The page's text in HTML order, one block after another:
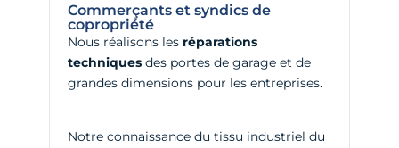
Commerçants et syndics de
copropriété
Nous réalisons les réparations
techniquesdes portes de garage et de
grandes dimensions pour les entreprises.
Notre connaissance du tissu industriel du